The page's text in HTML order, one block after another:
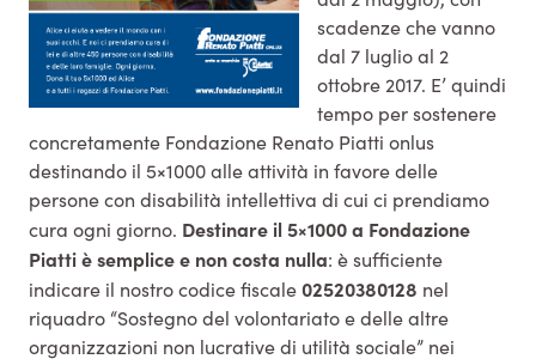
scadenze che vanno
dal 7 luglio al 2
ottobre 2017. E’ quindi
tempo per sostenere
concretamente Fondazione Renato Piatti onlus
destinando il 5×1000 alle attività in favore delle
persone con disabilità intellettiva di cui ci prendiamo
cura ogni giorno. Destinare il 5×1000 a Fondazione
Piatti è semplice e non costa nulla: è sufficiente
indicare il nostro codice fiscale02520380128 nel
riquadro “Sostegno del volontariato e delle altre
organizzazioni non lucrative di utilità sociale” nei